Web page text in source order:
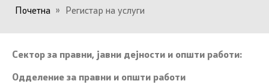
Почетна » Регистар на услуги
Сектор за правни, јавни дејности и општи работи:
Одделение за правни и општи работи